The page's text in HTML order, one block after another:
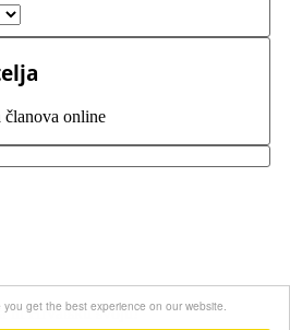
get the best experience on our website.
članova online
ni Hrvatsku svoju!